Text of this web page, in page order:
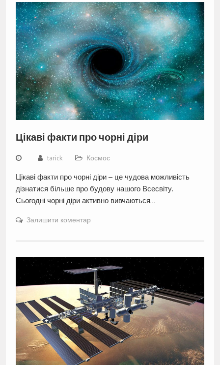
Цікаві факти про чорні діри
tarick Космос
Цікаві факти про чорні діри – це чудова можливість
дізнатися більше про будову нашого Всесвіту.
Сьогодні чорні діри активно вивчаються…
Залишити коментар